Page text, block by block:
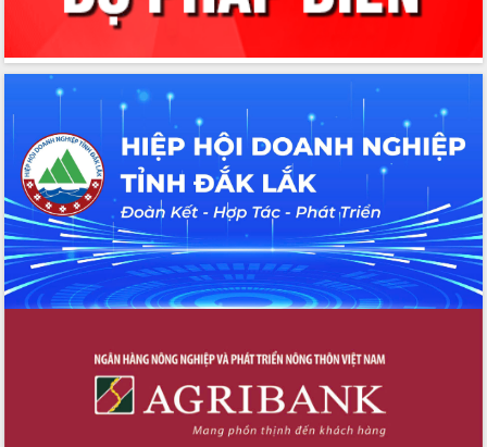
Quyết liệt tháo gỡ vướng mắc, đẩy
nhanh tiến độ các dự án trọng điểm
trong Khu kinh tế Nam Phú Yên
Hòn Yến phát triển du lịch gắn với bảo
tồn biển
Lấy ý kiến điều chỉnh Quy hoạch tỉnh
Đắk Lắk thời kỳ 2021-2030, tầm nhìn
đến năm 2050
Phát động chiến dịch 30 ngày đêm
giải phóng mặt bằng Tuyến đường bộ
ven biển
Đắk Lắk nỗ lực thúc đẩy tăng trưởng
kinh tế từ 10% trở lên trong Quý
chuyển đổi số giai đoạn 2026 – 2030
với Tập đoàn Bưu chính Viễn thông
Thứ trưởng Bộ Y tế làm việc với tỉnh